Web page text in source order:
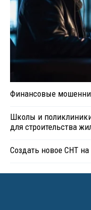
Финансовые
Школы и
для строительства
Создать новое СНТ на